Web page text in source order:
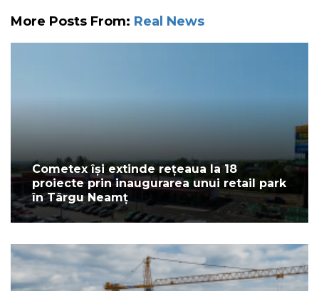
More Posts From: Real News
Cometex își extinde rețeaua la 18
proiecte prin inaugurarea unui retail park
în Târgu Neamț